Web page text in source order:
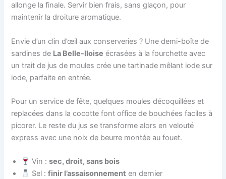
allonge la finale. Servir bien frais, sans glaçon, pour
maintenir la droiture aromatique.
Envie d’un clin d’œil aux conserveries ? Une demi-boîte de
sardines de La Belle-Iloise écrasées à la fourchette avec
un trait de jus de moules crée une tartinade mêlant iode sur
iode, parfaite en entrée.
Pour un service de fête, quelques moules décoquillées et
replacées dans la cocotte font office de bouchées faciles à
picorer. Le reste du jus se transforme alors en velouté
express avec une noix de beurre montée au fouet.
Vin :sec, droit, sans bois
Sel :finir l’assaisonnement en dernier